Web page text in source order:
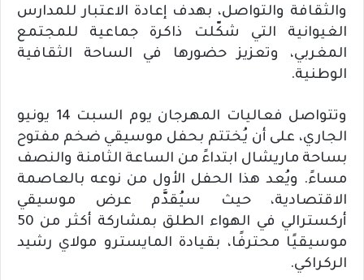
والثقافة والتواصل، بهدف إعادة الاعتبار للمدارس
الغيوانية التي شكّلت ذاكرة جماعية للمجتمع
المغربي، وتعزيز حضورها في الساحة الثقافية
الوطنية.
وتتواصل فعاليات المهرجان يوم السبت 14 يونيو
الجاري، على أن يُختتم بحفل موسيقي ضخم مفتوح
بساحة ماريشال ابتداءً من الساعة الثامنة والنصف
مساءً. ويُعد هذا الحفل الأول من نوعه بالعاصمة
الاقتصادية، حيث سيُقدَّم عرض موسيقي
أركسترالي في الهواء الطلق بمشاركة أكثر من 50
موسيقيًا محترفًا، بقيادة المايسترو مولاي رشيد
الركراكي.